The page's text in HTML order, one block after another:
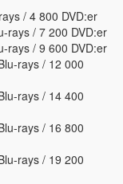
/ 4 800 DVD:er
rays / 7 200 DVD:er
rays / 9 600 DVD:er
rays / 12 000
rays / 14 400
rays / 16 800
rays / 19 200